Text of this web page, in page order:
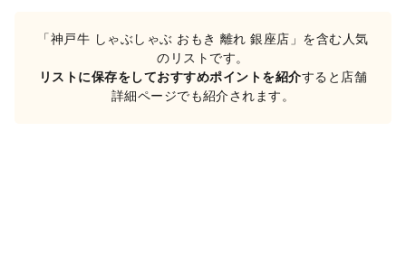
「神戸牛 しゃぶしゃぶ おもき 離れ 銀座店」を含む人気
のリストです。
リストに保存をしておすすめポイントを紹介すると店舗
詳細ページでも紹介されます。